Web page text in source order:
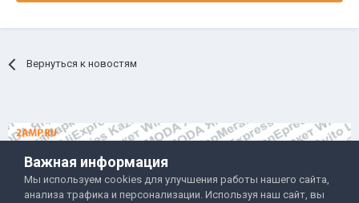
Вернуться к новостям
Важная информация
Мы используем cookies для улучшения работы нашего сайта,
анализа трафика и персонализации. Используя наш сайт, вы